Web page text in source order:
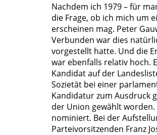
Nachdem ich 1979 – für
die Frage, ob ich mich um
erscheinen mag. Peter
Verbunden war dies
vorgestellt hatte. Und die
war ebenfalls relativ hoch.
Kandidat auf der
Sozietät bei einer
Kandidatur zum Ausdruck
der Union gewählt
nominiert. Bei der
Parteivorsitzenden Franz